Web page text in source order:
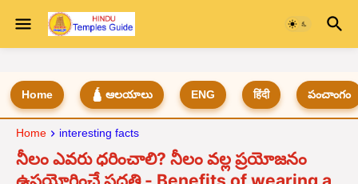
Home 🛕 ఆలయాలు ENG हिंदी పంచాంగం
Home interesting facts
నీలం ఎవరు ధరించాలి? నీలం వల్ల ప్రయోజనం